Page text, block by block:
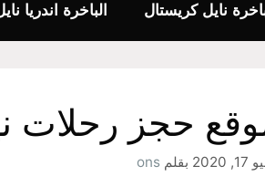
نايل كريستال الباخرة اندريا
حجز رحلات
2020 بقلم ons